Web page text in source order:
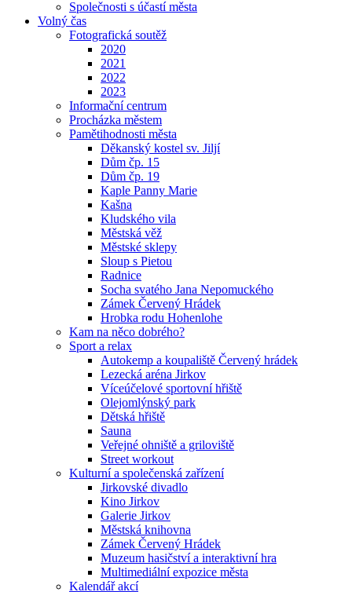
Společnosti s účastí města
Volný čas
Fotografická soutěž
2020
2021
2022
2023
Informační centrum
Procházka městem
Pamětihodnosti města
Děkanský kostel sv. Jiljí
Dům čp. 15
Dům čp. 19
Kaple Panny Marie
Kašna
Kludského vila
Městská věž
Městské sklepy
Sloup s Pietou
Radnice
Socha svatého Jana Nepomuckého
Zámek Červený Hrádek
Hrobka rodu Hohenlohe
Kam na něco dobrého?
Sport a relax
Autokemp a koupaliště Červený hrádek
Lezecká aréna Jirkov
Víceúčelové sportovní hřiště
Olejomlýnský park
Dětská hřiště
Sauna
Veřejné ohniště a griloviště
Street workout
Kulturní a společenská zařízení
Jirkovské divadlo
Kino Jirkov
Galerie Jirkov
Městská knihovna
Zámek Červený Hrádek
Muzeum hasičství a interaktivní hra
Multimediální expozice města
Kalendář akcí